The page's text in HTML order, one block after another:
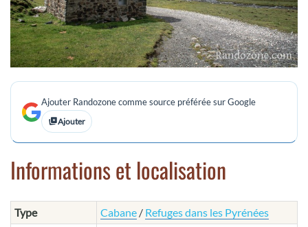
Ajouter Randozone comme source préférée sur Google
Ajouter
Informations et localisation
Type Cabane / Refuges dans les Pyrénées